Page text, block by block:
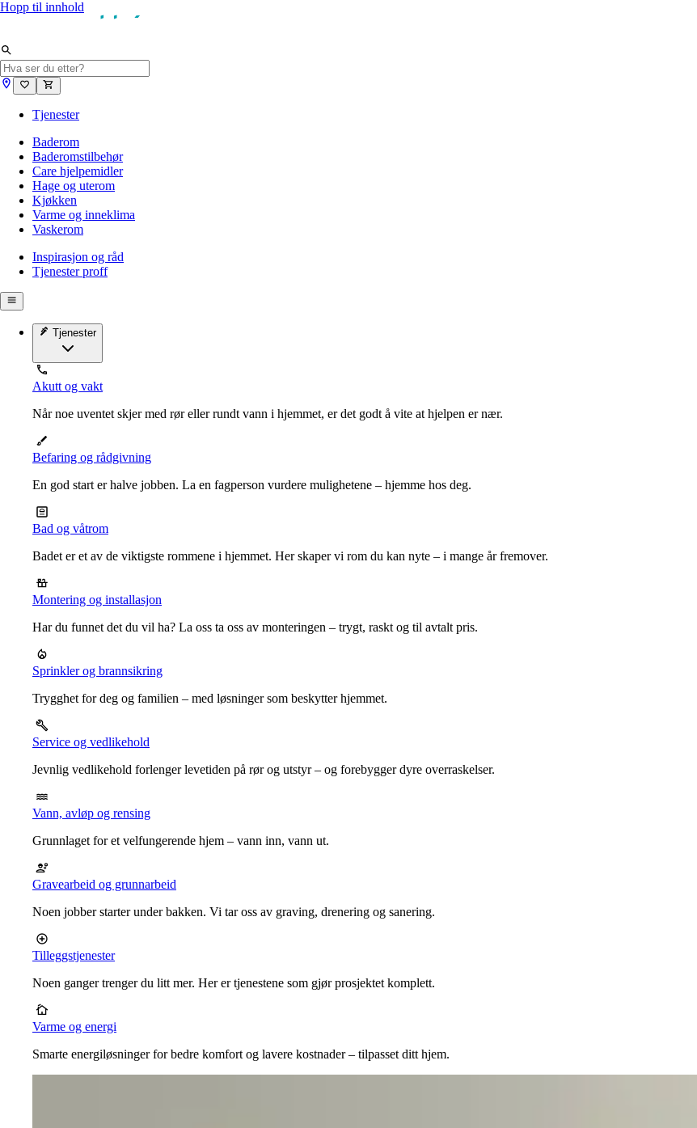
Hopp til innhold
Tjenester
Baderom
Baderomstilbehør
Care hjelpemidler
Hage og uterom
Kjøkken
Varme og inneklima
Vaskerom
Inspirasjon og råd
Tjenester proff
Tjenester
Akutt og vakt
Når noe uventet skjer med rør eller rundt vann i hjemmet, er det godt å vite at hjelpen er nær.
Befaring og rådgivning
En god start er halve jobben. La en fagperson vurdere mulighetene – hjemme hos deg.
Bad og våtrom
Badet er et av de viktigste rommene i hjemmet. Her skaper vi rom du kan nyte – i mange år fremover.
Montering og installasjon
Har du funnet det du vil ha? La oss ta oss av monteringen – trygt, raskt og til avtalt pris.
Sprinkler og brannsikring
Trygghet for deg og familien – med løsninger som beskytter hjemmet.
Service og vedlikehold
Jevnlig vedlikehold forlenger levetiden på rør og utstyr – og forebygger dyre overraskelser.
Vann, avløp og rensing
Grunnlaget for et velfungerende hjem – vann inn, vann ut.
Gravearbeid og grunnarbeid
Noen jobber starter under bakken. Vi tar oss av graving, drenering og sanering.
Tilleggstjenester
Noen ganger trenger du litt mer. Her er tjenestene som gjør prosjektet komplett.
Varme og energi
Smarte energiløsninger for bedre komfort og lavere kostnader – tilpasset ditt hjem.